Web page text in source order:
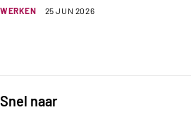
WERKEN 25 JUN 2026
Snel naar